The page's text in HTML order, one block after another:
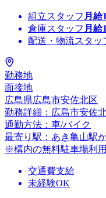
組立スタッフ 月給
倉庫スタッフ 月給
配送・物流スタッ
勤務地
面接地
広島県広島市安佐北区
勤務詳細：広島市安佐
通勤方法：車/バイク
最寄り駅：あき亀山駅
※構内の無料駐車場利
交通費支給
未経験OK